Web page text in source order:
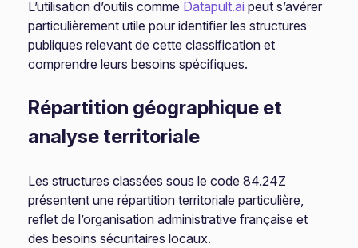
L’utilisation d’outils comme Datapult.ai peut s’avérer
particulièrement utile pour identifier les structures
publiques relevant de cette classification et
comprendre leurs besoins spécifiques.
Répartition géographique et
analyse territoriale
Les structures classées sous le code 84.24Z
présentent une répartition territoriale particulière,
reflet de l’organisation administrative française et
des besoins sécuritaires locaux.